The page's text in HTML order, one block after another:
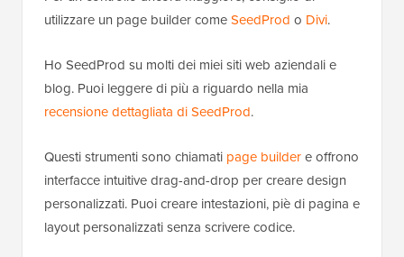
utilizzare un page builder comeSeedProd o Divi.
Ho SeedProd su molti dei miei siti web aziendali e
blog. Puoi leggere di più a riguardo nella mia
recensione dettagliata di SeedProd.
Questi strumenti sono chiamati page buildere offrono
interfacce intuitive drag-and-drop per creare design
personalizzati. Puoi creare intestazioni, piè di pagina e
layout personalizzati senza scrivere codice.